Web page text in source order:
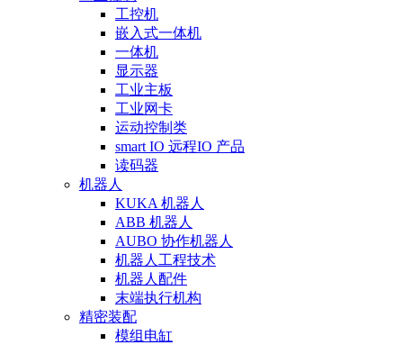
工控机
嵌入式一体机
一体机
显示器
工业主板
工业网卡
运动控制类
smart IO 远程IO 产品
读码器
机器人
KUKA 机器人
ABB 机器人
AUBO 协作机器人
机器人工程技术
机器人配件
末端执行机构
精密装配
模组电缸